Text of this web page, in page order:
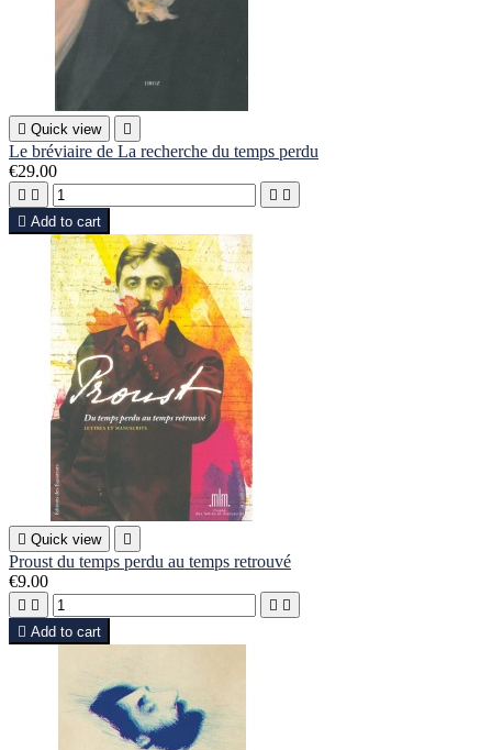
 Quick view 
Le bréviaire de La recherche du temps perdu
€29.00
   
 Add to cart
 Quick view 
Proust du temps perdu au temps retrouvé
€9.00
   
 Add to cart